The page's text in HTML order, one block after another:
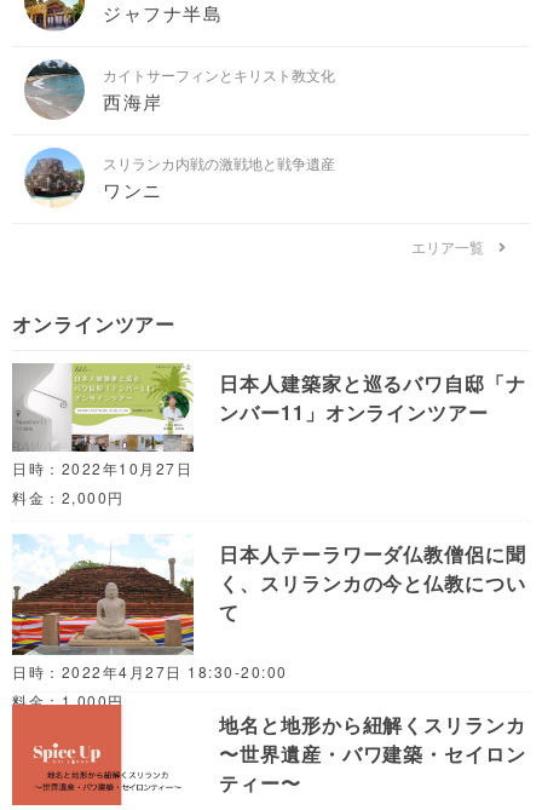
ジャフナ半島
カイトサーフィンとキリスト教文化
西海岸
スリランカ内戦の激戦地と戦争遺産
ワンニ
エリア一覧
オンラインツアー
日本人建築家と巡るバワ自邸「ナ
ンバー11」オンラインツアー
日時：2022年10月27日
料金：2,000円
日本人テーラワーダ仏教僧侶に聞
く、スリランカの今と仏教につい
て
日時：2022年4月27日 18:30-20:00
料金：1,000円
地名と地形から紐解くスリランカ
〜世界遺産・バワ建築・セイロン
ティー〜